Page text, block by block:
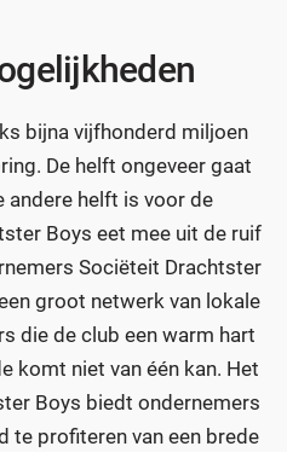
bijna vijfhonderd miljoen
De helft ongeveer gaat
andere helft is voor de
Boys eet mee uit de ruif
Sociëteit Drachtster
groot netwerk van lokale
die de club een warm hart
komt niet van één kan. Het
Boys biedt ondernemers
te profiteren van een brede